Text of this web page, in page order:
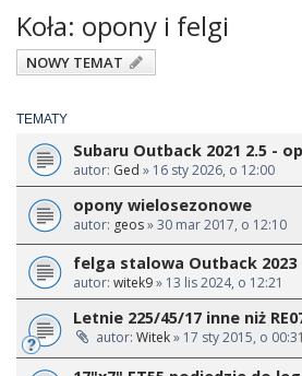
Koła: opony i felgi
NOWY TEMAT
TEMATY
Subaru Outback 2021 2.5 -
autor: Ged » 16 sty 2026, o 12:00
opony wielosezonowe
autor: geos» 30 mar 2017, o 12:10
felga stalowa Outback 2023
autor: witek9» 13 lis 2024, o 12:21
Letnie 225/45/17 inne niż
autor: Witek» 17 sty 2015, o 00:31